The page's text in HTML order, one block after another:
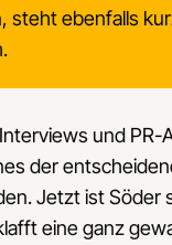
steht ebenfalls
und
der
Jetzt ist Söder
eine ganz